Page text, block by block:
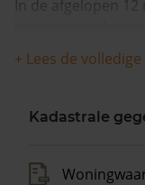
In de afgelopen
+ Lees de
Kadastrale